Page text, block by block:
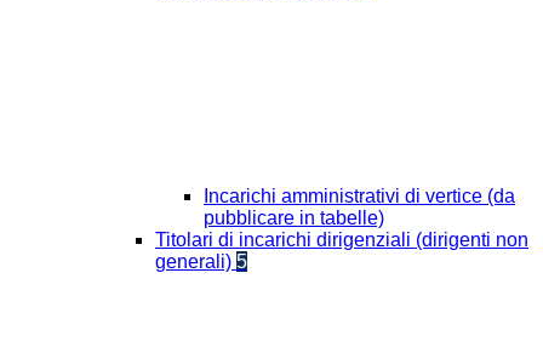
Incarichi amministrativi di vertice (da
pubblicare in tabelle)
Titolari di incarichi dirigenziali (dirigenti non
generali) 5